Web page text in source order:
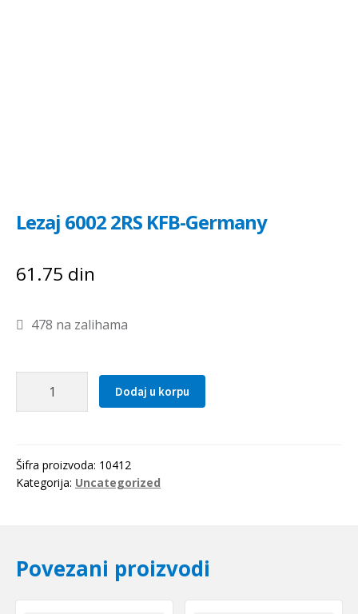
Lezaj 6002 2RS KFB-Germany
61.75 din
478 na zalihama
Germany
količina
Dodaj u korpu
Šifra proizvoda: 10412
Kategorija: Uncategorized
Povezani proizvodi